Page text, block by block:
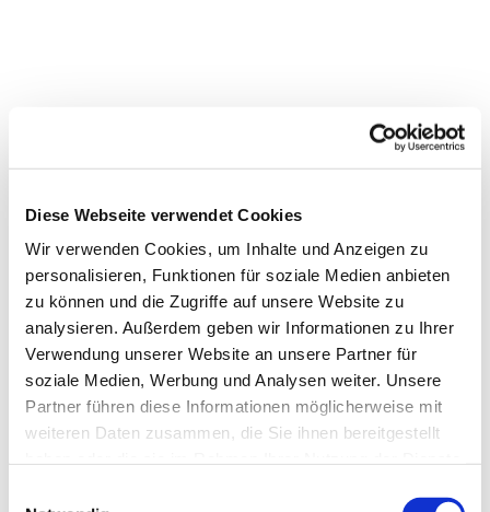
Diese Webseite verwendet Cookies
Wir verwenden Cookies, um Inhalte und Anzeigen zu
personalisieren, Funktionen für soziale Medien anbieten
zu können und die Zugriffe auf unsere Website zu
analysieren. Außerdem geben wir Informationen zu Ihrer
Verwendung unserer Website an unsere Partner für
soziale Medien, Werbung und Analysen weiter. Unsere
Partner führen diese Informationen möglicherweise mit
weiteren Daten zusammen, die Sie ihnen bereitgestellt